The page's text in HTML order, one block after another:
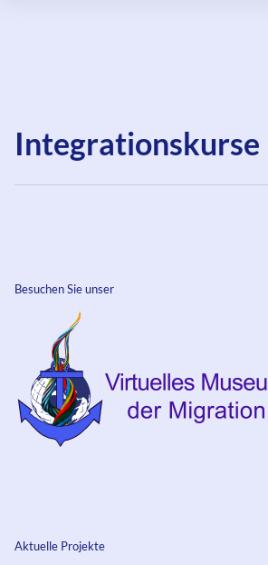
Integrationskurse
Besuchen Sie unser
Aktuelle Projekte